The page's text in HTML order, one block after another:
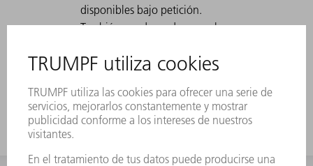
disponibles bajo petición.
También es adecuado para el
Para las cajas altas se usa el útil con